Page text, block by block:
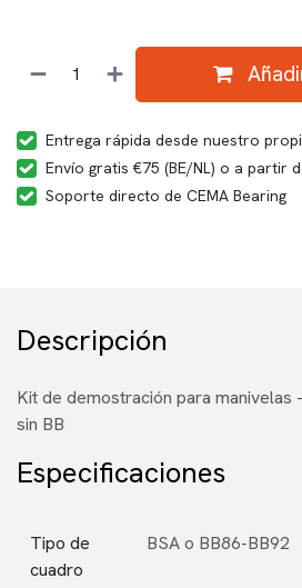
Entrega rápida desde nuestro
Envío gratis €75 (BE/NL) o a partir
Soporte directo de CEMA Bearing
Descripción
Kit de demostración para manivelas
sin BB
Especificaciones
Tipo de
cuadro
BSAo BB86-BB92